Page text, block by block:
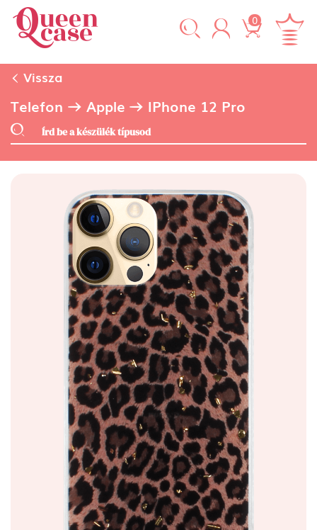
0
Vissza
Telefon Apple IPhone 12 Pro